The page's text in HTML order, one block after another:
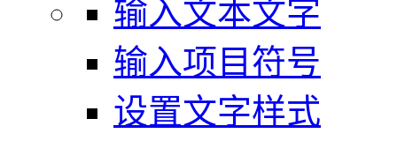
输入文本文字
输入项目符号
设置文字样式